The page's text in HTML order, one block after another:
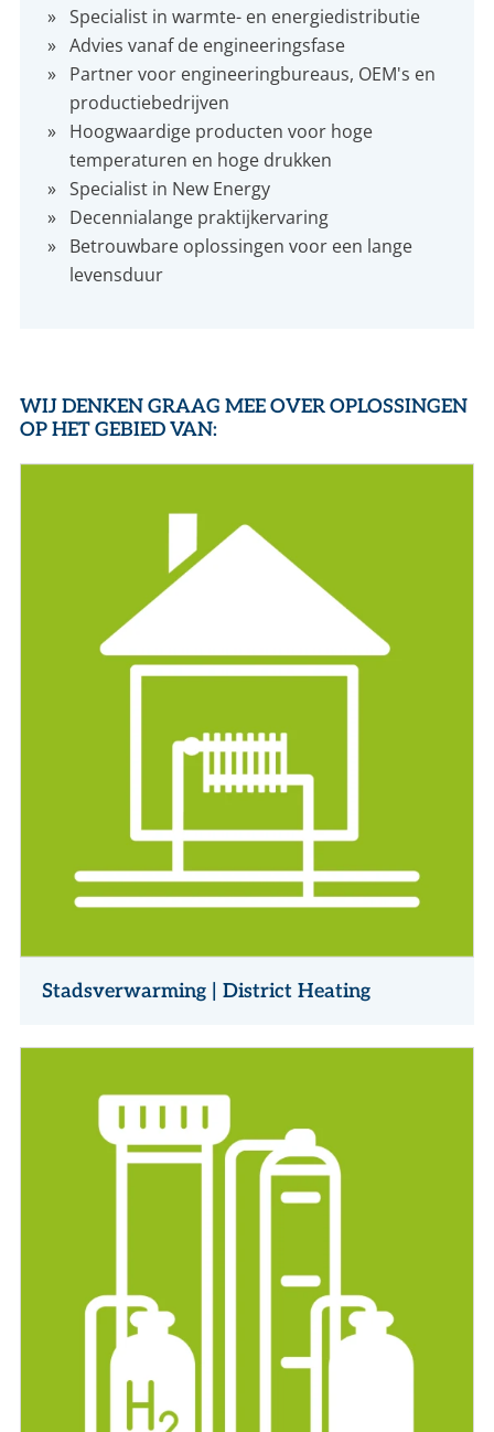
Specialist in warmte- en energiedistributie
Advies vanaf de engineeringsfase
Partner voor engineeringbureaus, OEM's en
productiebedrijven
Hoogwaardige producten voor hoge
temperaturen en hoge drukken
Specialist in New Energy
Decennialange praktijkervaring
Betrouwbare oplossingen voor een lange
levensduur
WIJ DENKEN GRAAG MEE OVER OPLOSSINGEN
OP HET GEBIED VAN:
Stadsverwarming | District Heating